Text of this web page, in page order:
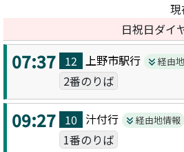
日祝日ダイ
07:37 12 上野市駅行 経由
2番のりば
09:27 10 汁付行 経由地情報
1番のりば